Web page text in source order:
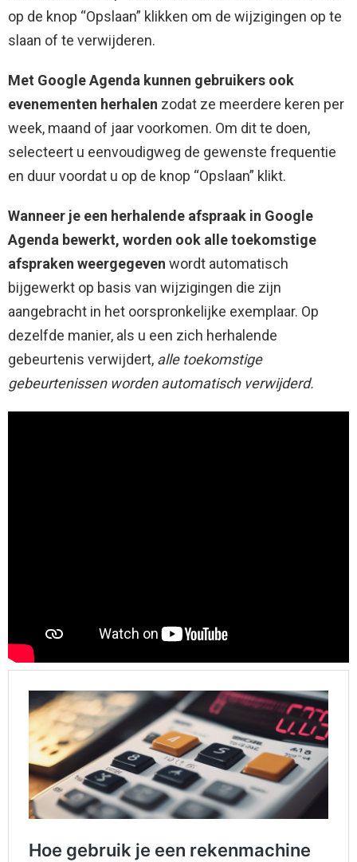
op de knop “Opslaan” klikken om de wijzigingen op te
slaan of te verwijderen.
Met Google Agenda kunnen gebruikers ook
evenementen herhalen zodat ze meerdere keren per
week, maand of jaar voorkomen. Om dit te doen,
selecteert u eenvoudigweg de gewenste frequentie
en duur voordat u op de knop “Opslaan” klikt.
Wanneer je een herhalende afspraak in Google
Agenda bewerkt, worden ook alle toekomstige
afspraken weergegeven wordt automatisch
bijgewerkt op basis van wijzigingen die zijn
aangebracht in het oorspronkelijke exemplaar. Op
dezelfde manier, als u een zich herhalende
gebeurtenis verwijdert, alle toekomstige
gebeurtenissen worden automatisch verwijderd.